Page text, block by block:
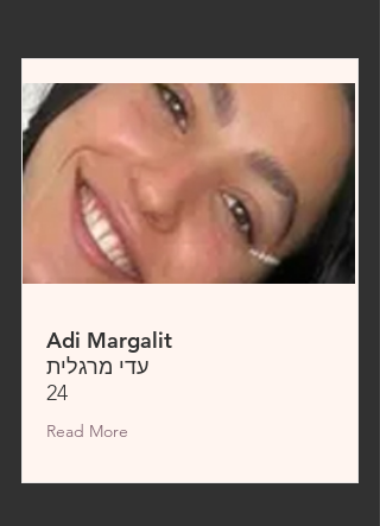
Adi Margalit
עדי מרגלית
24
Read More